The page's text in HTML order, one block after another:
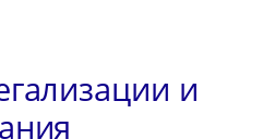
и